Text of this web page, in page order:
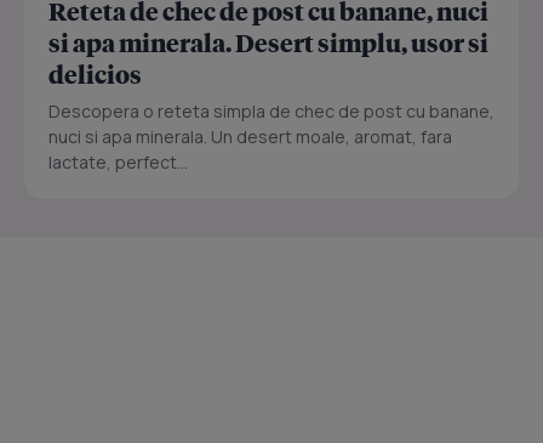
Reteta de chec de post cu banane, nuci
si apa minerala. Desert simplu, usor si
delicios
Descopera o reteta simpla de chec de post cu banane,
nuci si apa minerala. Un desert moale, aromat, fara
lactate, perfect...